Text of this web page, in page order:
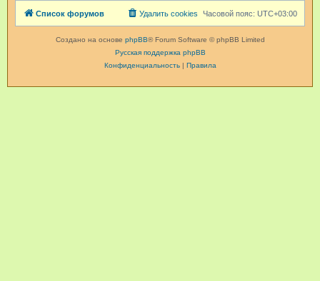
Список форумов Часовой пояс: UTC+03:00
Удалить cookies
Создано на основе phpBB® Forum Software © phpBB Limited
Русская поддержка phpBB
Конфиденциальность| Правила